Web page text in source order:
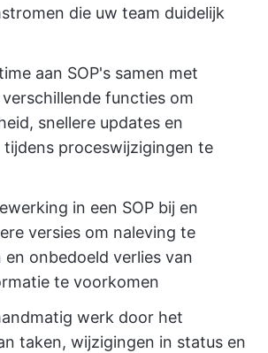
die uw team duidelijk
aan SOP's samen met
functies om
snellere updates en
proceswijzigingen te
in een SOP bij en
versies om naleving te
onbedoeld verlies van
te voorkomen
werk door het
taken, wijzigingen in status en